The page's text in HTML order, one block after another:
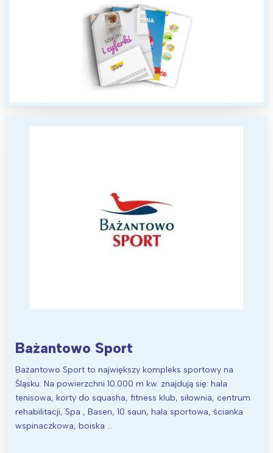
Bażantowo Sport
Bażantowo Sport to największy kompleks sportowy na
Śląsku. Na powierzchni 10.000 m kw. znajdują się: hala
tenisowa, korty do squasha, fitness klub, siłownia, centrum
rehabilitacji, Spa , Basen, 10 saun, hala sportowa, ścianka
wspinaczkowa, boiska …
Wybieram